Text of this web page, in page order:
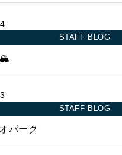
お問い合わせ
STAFF BLOG
🏔
STAFF BLOG
パーク